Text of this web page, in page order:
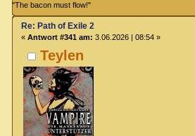
"The bacon must flow!"
Teylen
Re: Path of Exile 2
« Antwort #341 am: 3.06.2026 | 08:54 »